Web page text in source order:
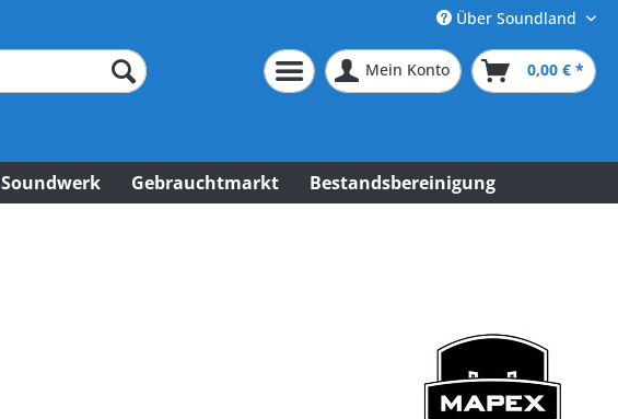
Über Soundland
Mein Konto 0,00 € *
Soundwerk Gebrauchtmarkt Bestandsbereinigung